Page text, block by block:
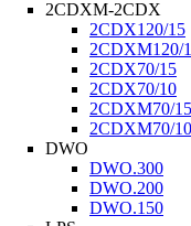
2CDXM-2CDX
2CDX120/15
2CDXM120/
2CDX70/15
2CDX70/10
2CDXM70/15
2CDXM70/10
DWO
DWO.300
DWO.200
DWO.150